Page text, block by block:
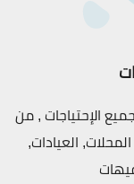
الإحتياجات , من
العيادات,